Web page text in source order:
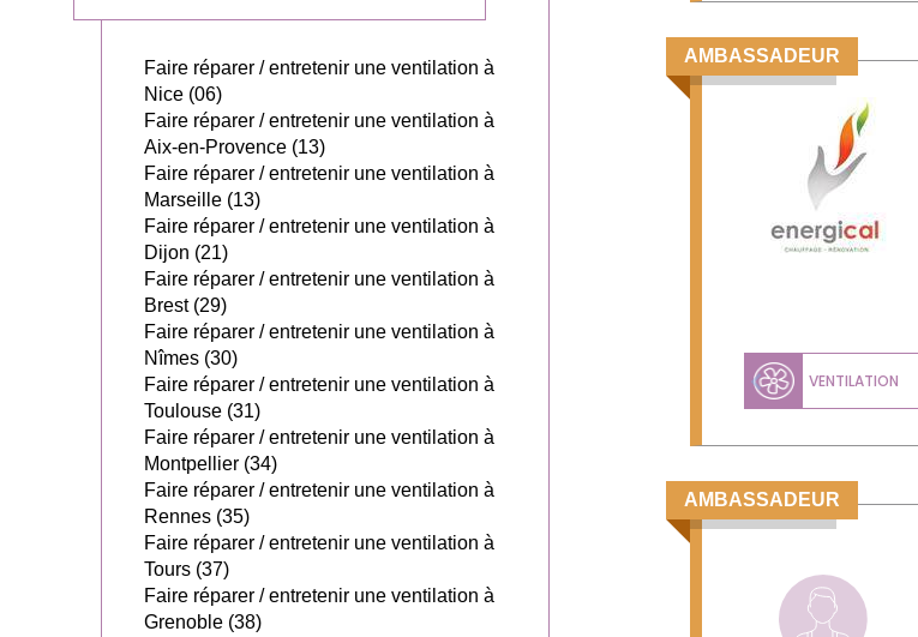
Faire réparer / entretenir une ventilation à
Nice (06)
Faire réparer / entretenir une ventilation à
Aix-en-Provence (13)
Faire réparer / entretenir une ventilation à
Marseille (13)
Faire réparer / entretenir une ventilation à
Dijon (21)
Faire réparer / entretenir une ventilation à
Brest (29)
Faire réparer / entretenir une ventilation à
Nîmes (30)
Faire réparer / entretenir une ventilation à
Toulouse (31)
Faire réparer / entretenir une ventilation à
Montpellier (34)
Faire réparer / entretenir une ventilation à
Rennes (35)
Faire réparer / entretenir une ventilation à
Tours (37)
Faire réparer / entretenir une ventilation à
Grenoble (38)
AMBASSADEUR
VENTILATION
Previous
AMBASSADEUR